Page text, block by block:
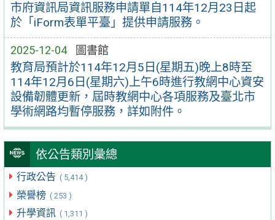
市府資訊局資訊服務申請單自114年12月23日起
於「iForm表單平臺」提供申請服務。
2025-12-04 圖書館
教育局預計於114年12月5日(星期五)晚上8時至
114年12月6日(星期六)上午6時進行教網中心資安
設備韌體更新，屆時教網中心各項服務及臺北市
學術網路均暫停服務，詳如附件。
依公告類別彙總
行政公告 ( 5,414 )
榮譽榜 ( 253 )
升學資訊 ( 1,311 )